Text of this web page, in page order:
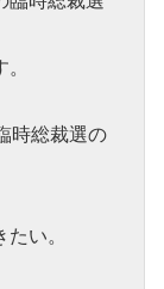
時総裁選の
い。